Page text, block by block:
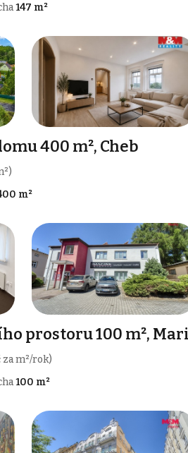
147 m²
400 m², Cheb
m²
prostoru 100 m²,
za m²/rok)
100 m²